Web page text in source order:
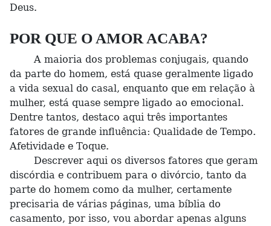
Deus.
POR QUE O AMOR ACABA?
A maioria dos problemas conjugais, quando
da parte do homem, está quase geralmente ligado
a vida sexual do casal, enquanto que em relação à
mulher, está quase sempre ligado ao emocional.
Dentre tantos, destaco aqui três importantes
fatores de grande influência: Qualidade de Tempo.
Afetividade e Toque.
Descrever aqui os diversos fatores que geram
discórdia e contribuem para o divórcio, tanto da
parte do homem como da mulher, certamente
precisaria de várias páginas, uma bíblia do
casamento, por isso, vou abordar apenas alguns